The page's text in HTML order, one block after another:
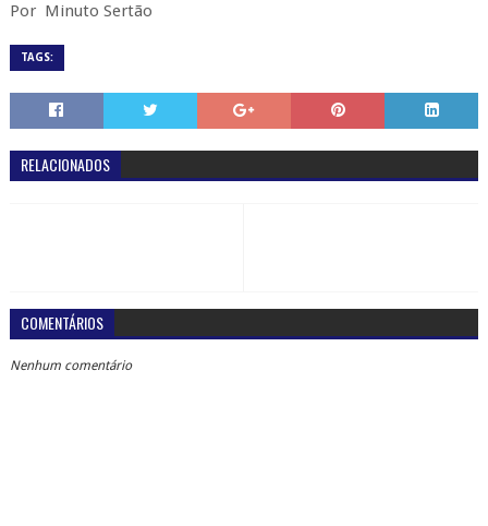
Por Minuto Sertão
TAGS:
RELACIONADOS
COMENTÁRIOS
Nenhum comentário